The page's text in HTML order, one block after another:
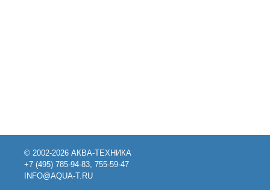
© 2002-2026 АКВА-ТЕХНИКА
+7 (495) 785-94-83, 755-59-47
INFO@AQUA-T.RU